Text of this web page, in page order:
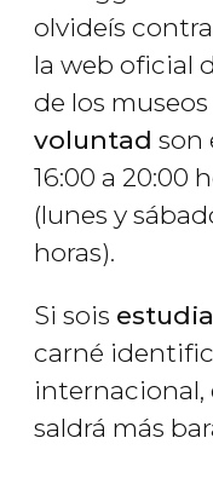
olvideís
la web oficial
de los
voluntad son
16:00 a 20:00
(lunes y
horas).
Si sois
carné
internacional,
saldrá más